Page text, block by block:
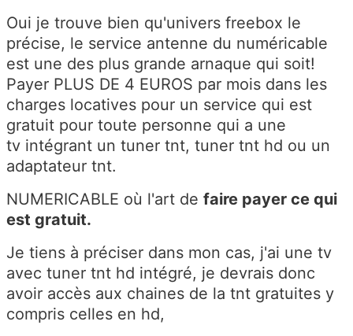
Oui je trouve bien qu'univers freebox le
précise, le service antenne du numéricable
est une des plus grande arnaque qui soit!
Payer PLUS DE 4 EUROS par mois dans les
charges locatives pour un service qui est
gratuit pour toute personne qui a une
tv intégrant un tuner tnt, tuner tnt hd ou un
adaptateur tnt.
NUMERICABLE où l'art de faire payer ce qui
est gratuit.
Je tiens à préciser dans mon cas, j'ai une tv
avec tuner tnt hd intégré, je devrais donc
avoir accès aux chaines de la tnt gratuites y
compris celles en hd,